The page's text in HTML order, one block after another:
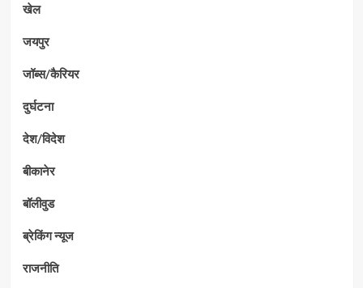
खेल
जयपुर
जॉब्स/कैरियर
दुर्घटना
देश/विदेश
बीकानेर
बॉलीवुड
ब्रेकिंग न्यूज
राजनीति